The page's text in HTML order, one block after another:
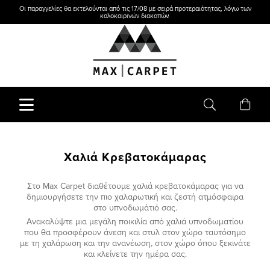
Οι παραγγελίες θα εκτελούνται από τις 17/08 με σειρά προτεραιότητας, λόγω των
καλοκαιρινών διακοπών.
Χαλιά Κρεβατοκάμαρας
Στο Max Carpet διαθέτουμε χαλιά κρεβατοκάμαρας για να
δημιουργήσετε την πιο χαλαρωτική και ζεστή ατμόσφαιρα
στο υπνοδωμάτιό σας.
Ανακαλύψτε μια μεγάλη ποικιλία από χαλιά υπνοδωματίου
που θα προσφέρουν άνεση και στυλ στον χώρο ταυτόσημο
με τη χαλάρωση και την ανανέωση, στον χώρο όπου ξεκινάτε
και κλείνετε την ημέρα σας.